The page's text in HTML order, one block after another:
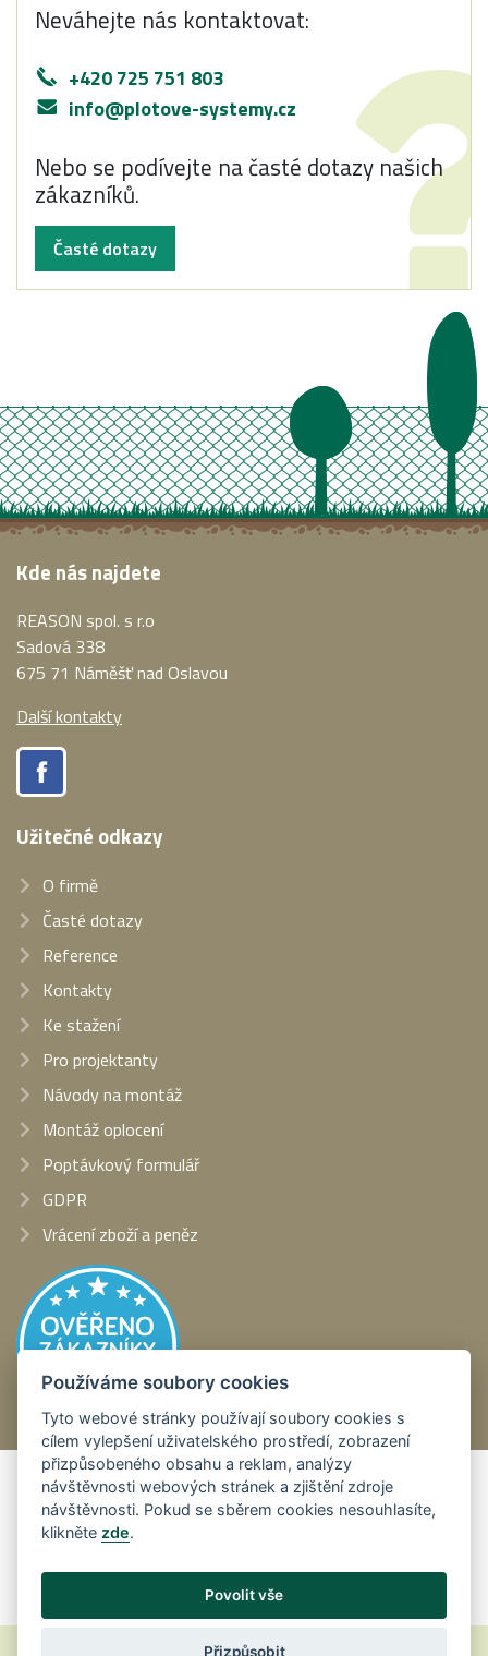
Neváhejte nás kontaktovat:
+420 725 751 803
info@plotove-systemy.cz
Nebo se podívejte na časté dotazy našich
zákazníků.
Časté dotazy
Kde nás najdete
REASON spol. s r.o
Sadová 338
675 71 Náměšť nad Oslavou
Další kontakty
Užitečné odkazy
O firmě
Časté dotazy
Reference
Kontakty
Ke stažení
Pro projektanty
Návody na montáž
Montáž oplocení
Poptávkový formulář
GDPR
Vrácení zboží a peněz
Platební metody:
Používáme soubory cookies
Tyto webové stránky používají soubory cookies s
cílem vylepšení uživatelského prostředí, zobrazení
přizpůsobeného obsahu a reklam, analýzy
návštěvnosti webových stránek a zjištění zdroje
návštěvnosti. Pokud se sběrem cookies nesouhlasíte,
klikněte zde.
Povolit vše
Přizpůsobit